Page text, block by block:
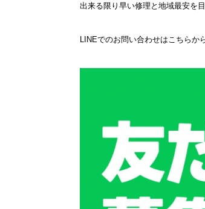
出来る限り早い修理と地域最安を
LINEでのお問い合わせはこちらか